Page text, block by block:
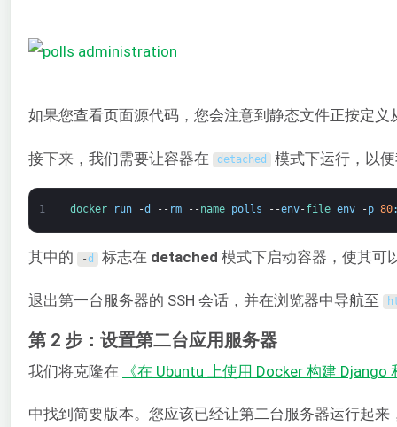
如果您查看页面源代码，您会注意到静态文件正按定
接下来，我们需要让容器在 detached 模式下运行，以便
1 docker run -d -- rm --name polls --env-file env -p 80
其中的 -d 标志在 detached 模式下启动容器，使其可
退出第一台服务器的 SSH 会话，并在浏览器中导航至
第 2 步：设置第二台应用服务器
我们将克隆在 《在 Ubuntu 上使用 Docker 构建 Django
中找到简要版本。您应该已经让第二台服务器运行起